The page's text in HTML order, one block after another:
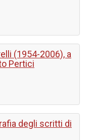
(1954-2006), a
Pertici
degli scritti di